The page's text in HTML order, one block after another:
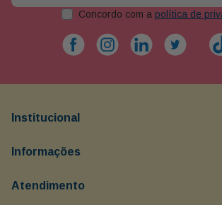
Concordo com a política de
Institucional
Informações
Atendimento